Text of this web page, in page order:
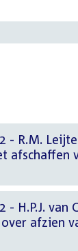
- R.M.
- H.P.J.
afzien